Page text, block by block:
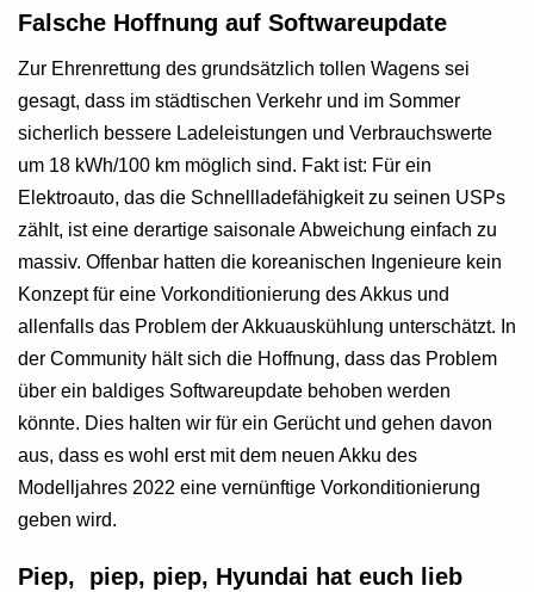
Falsche Hoffnung auf Softwareupdate
Zur Ehrenrettung des grundsätzlich tollen Wagens sei
gesagt, dass im städtischen Verkehr und im Sommer
sicherlich bessere Ladeleistungen und Verbrauchswerte
um 18 kWh/100 km möglich sind. Fakt ist: Für ein
Elektroauto, das die Schnellladefähigkeit zu seinen USPs
zählt, ist eine derartige saisonale Abweichung einfach zu
massiv. Offenbar hatten die koreanischen Ingenieure kein
Konzept für eine Vorkonditionierung des Akkus und
allenfalls das Problem der Akkuauskühlung unterschätzt. In
der Community hält sich die Hoffnung, dass das Problem
über ein baldiges Softwareupdate behoben werden
könnte. Dies halten wir für ein Gerücht und gehen davon
aus, dass es wohl erst mit dem neuen Akku des
Modelljahres 2022 eine vernünftige Vorkonditionierung
geben wird.
Piep, piep, piep, Hyundai hat euch lieb